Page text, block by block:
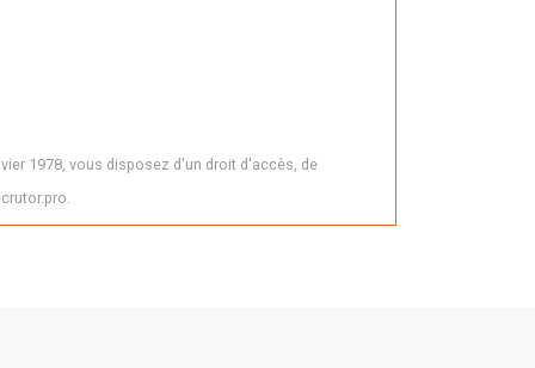
1978, vous disposez d'un droit d'accès, de